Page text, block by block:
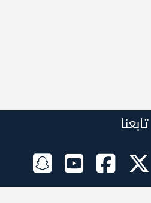
تابعنا